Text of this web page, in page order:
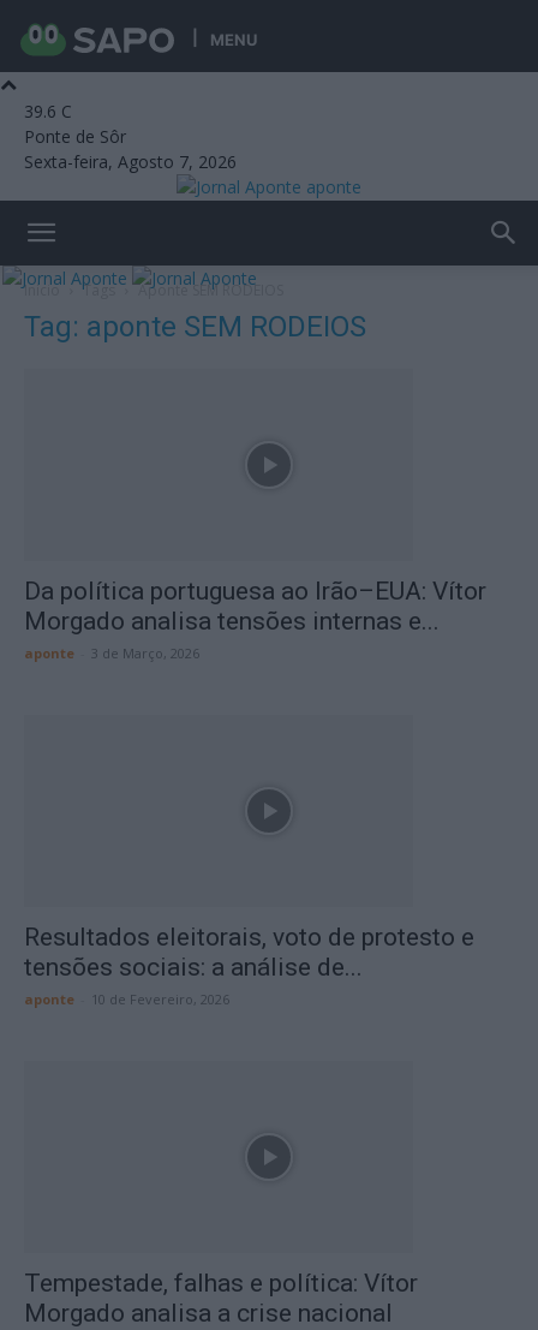
MENU
39.6 C
Ponte de Sôr
Sexta-feira, Agosto 7, 2026
aponte
Início Tags Aponte SEM RODEIOS
Tag: aponte SEM RODEIOS
Da política portuguesa ao Irão–EUA: Vítor
Morgado analisa tensões internas e...
aponte 3 de Março, 2026
Resultados eleitorais, voto de protesto e
tensões sociais: a análise de...
aponte 10 de Fevereiro, 2026
Tempestade, falhas e política: Vítor
Morgado analisa a crise nacional